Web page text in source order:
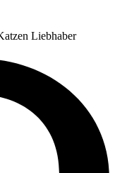
Liebhaber